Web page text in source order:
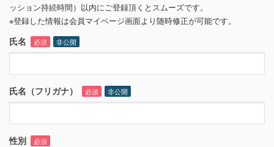
ッション持続時間）以内にご登録頂くとスムーズです。
※登録した情報は会員マイページ画面より随時修正が可能です。
氏名 必須 非公開
氏名（フリガナ） 必須 非公開
性別 必須